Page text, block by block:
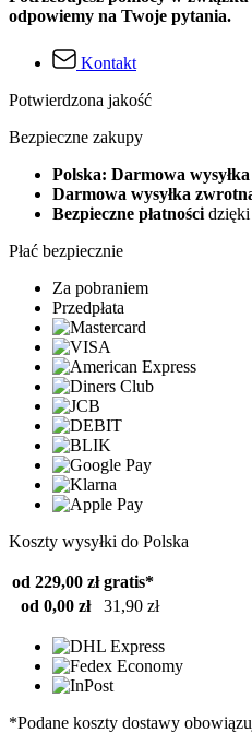
odpowiemy na Twoje pytania.
Kontakt
Potwierdzona jakość
Bezpieczne zakupy
Polska: Darmowa
Darmowa wysyłka
Bezpieczne płatności
Płać bezpiecznie
Za pobraniem
Przedpłata
Koszty wysyłki do Polska
od 229,00 zł gratis*
od 0,00 zł
31,90 zł
*Podane koszty dostawy